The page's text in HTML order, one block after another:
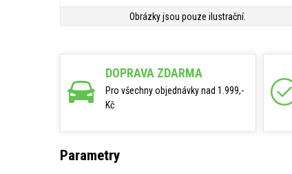
Obrázky jsou pouze ilustrační.
DOPRAVA ZDARMA
Pro všechny objednávky nad 1.999,-
Kč
Parametry